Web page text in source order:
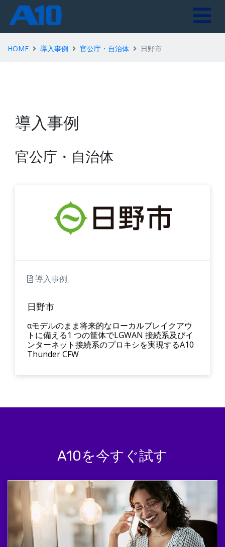
HOME 導入事例 官公庁・自治体 日野市
導入事例
官公庁・自治体
導入事例
日野市
αモデルのまま将来的なローカルブレイクアウ
トに備える1 つの筐体でLGWAN 接続系及びイ
ンターネット接続系のプロキシを実現するA10
Thunder CFW
A10を今すぐ試す